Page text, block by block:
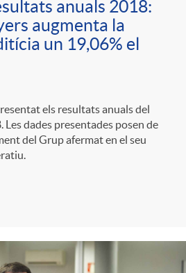
anuals 2018:
augmenta la
un 19,06% el
els resultats anuals del
dades presentades posen de
del Grup afermat en el seu